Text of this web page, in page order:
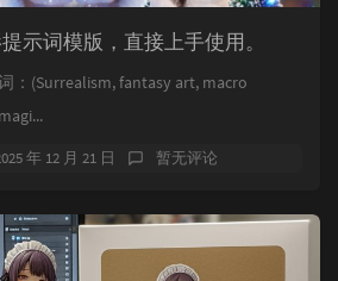
示词模版，直接上手使用。
：(Surrealism, fantasy art, macro
年 12 月 21 日 暂无评论